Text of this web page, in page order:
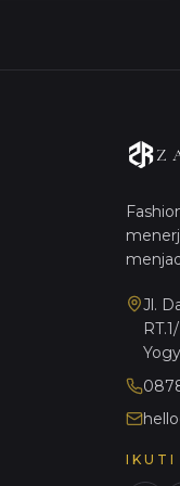
Jl.
IKUTI